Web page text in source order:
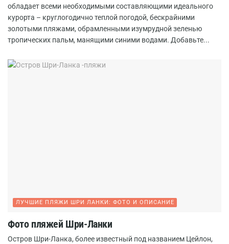
обладает всеми необходимыми составляющими идеального
курорта – круглогодично теплой погодой, бескрайними
золотыми пляжами, обрамленными изумрудной зеленью
тропических пальм, манящими синими водами. Добавьте...
ЛУЧШИЕ ПЛЯЖИ ШРИ ЛАНКИ: ФОТО И ОПИСАНИЕ
Фото пляжей Шри-Ланки
Остров Шри-Ланка, более известный под названием Цейлон,